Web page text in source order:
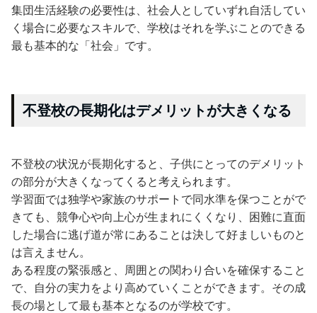
集団生活経験の必要性は、社会人としていずれ自活してい
く場合に必要なスキルで、学校はそれを学ぶことのできる
最も基本的な「社会」です。
不登校の長期化はデメリットが大きくなる
不登校の状況が長期化すると、子供にとってのデメリット
の部分が大きくなってくると考えられます。
学習面では独学や家族のサポートで同水準を保つことがで
きても、競争心や向上心が生まれにくくなり、困難に直面
した場合に逃げ道が常にあることは決して好ましいものと
は言えません。
ある程度の緊張感と、周囲との関わり合いを確保すること
で、自分の実力をより高めていくことができます。その成
長の場として最も基本となるのが学校です。